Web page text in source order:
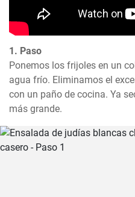
1. Paso
Ponemos los frijoles en un
agua frío. Eliminamos el
con un paño de cocina. Ya
más grande.